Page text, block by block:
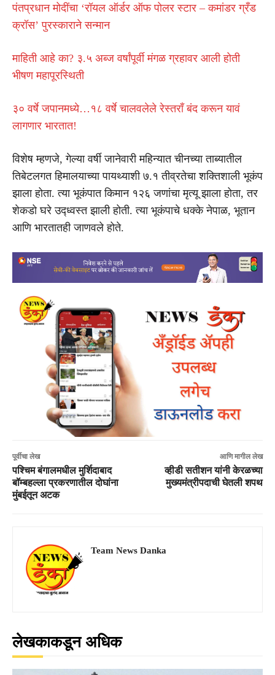
पंतप्रधान मोदींचा ‘रॉयल ऑर्डर ऑफ पोलर स्टार – कमांडर ग्रँड
क्रॉस’ पुरस्काराने सन्मान
माहिती आहे का? ३.५ अब्ज वर्षांपूर्वी मंगळ ग्रहावर आली होती
भीषण महापूरस्थिती
३० वर्षे जपानमध्ये…१८ वर्षे चालवलेले रेस्तराँ बंद करून यावं
लागणार भारतात!
विशेष म्हणजे, गेल्या वर्षी जानेवारी महिन्यात चीनच्या ताब्यातील
तिबेटलगत हिमालयाच्या पायथ्याशी ७.१ तीव्रतेचा शक्तिशाली भूकंप
झाला होता. त्या भूकंपात किमान १२६ जणांचा मृत्यू झाला होता, तर
शेकडो घरे उद्ध्वस्त झाली होती. त्या भूकंपाचे धक्के नेपाळ, भूतान
आणि भारतातही जाणवले होते.
पूर्वीचा लेख
पश्चिम बंगालमधील मुर्शिदाबाद
बॉम्बहल्ला प्रकरणातील दोघांना
मुंबईतून अटक
आणि मागील लेख
व्हीडी सतीशन यांनी केरळच्या
मुख्यमंत्रीपदाची घेतली शपथ
Team News Danka
लेखकाकडून अधिक